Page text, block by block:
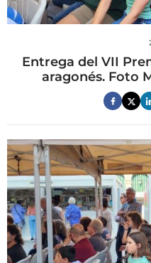
Entrega del VII
aragonés. Foto